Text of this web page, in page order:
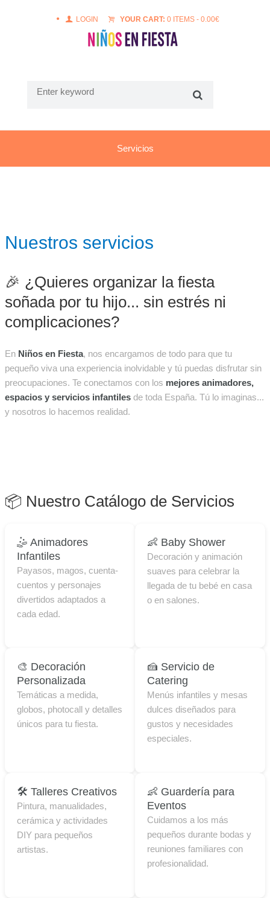
LOGIN YOUR CART: 0 ITEMS - 0.00€
Servicios
Nuestros servicios
🎉 ¿Quieres organizar la fiesta
soñada por tu hijo... sin estrés ni
complicaciones?
En Niños en Fiesta, nos encargamos de todo para que tu
pequeño viva una experiencia inolvidable y tú puedas disfrutar sin
preocupaciones. Te conectamos con los mejores animadores,
espacios y servicios infantiles de toda España. Tú lo imaginas...
y nosotros lo hacemos realidad.
📦 Nuestro Catálogo de Servicios
🤹 Animadores
Infantiles
Payasos, magos, cuenta-
cuentos y personajes
divertidos adaptados a
cada edad.
👶 Baby Shower
Decoración y animación
suaves para celebrar la
llegada de tu bebé en casa
o en salones.
🎨 Decoración
Personalizada
Temáticas a medida,
globos, photocall y detalles
únicos para tu fiesta.
🍰 Servicio de
Catering
Menús infantiles y mesas
dulces diseñados para
gustos y necesidades
especiales.
🛠️ Talleres Creativos
Pintura, manualidades,
cerámica y actividades
DIY para pequeños
artistas.
👶 Guardería para
Eventos
Cuidamos a los más
pequeños durante bodas y
reuniones familiares con
profesionalidad.